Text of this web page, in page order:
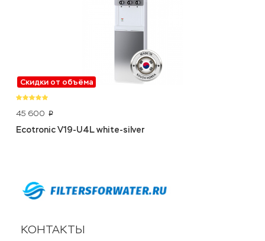
Скидки от объёма
45 600 p
Ecotronic V19-U4L white-silver
КОНТАКТЫ